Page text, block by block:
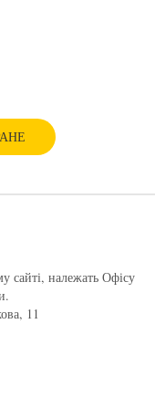
сайті, належать Офісу
11